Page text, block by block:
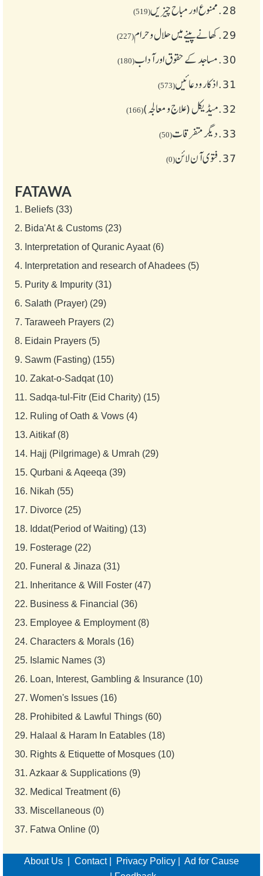
28. ممنوع اور مباح چیز یں(519)
29. کھانے پینے میں حلال و حرام(227)
30. مساجد کے حقوق اور آداب(180)
31. اذکار ودعائیں(573)
32. میڈیکل (علاج و معالجہ)(166)
33. دیگر متفرقات(50)
37. فتوی آن لائن(0)
FATAWA
1. Beliefs (33)
2. Bida'At & Customs (23)
3. Interpretation of Quranic Ayaat (6)
4. Interpretation and research of Ahadees (5)
5. Purity & Impurity (31)
6. Salath (Prayer) (29)
7. Taraweeh Prayers (2)
8. Eidain Prayers (5)
9. Sawm (Fasting) (155)
10. Zakat-o-Sadqat (10)
11. Sadqa-tul-Fitr (Eid Charity) (15)
12. Ruling of Oath & Vows (4)
13. Aitikaf (8)
14. Hajj (Pilgrimage) & Umrah (29)
15. Qurbani & Aqeeqa (39)
16. Nikah (55)
17. Divorce (25)
18. Iddat(Period of Waiting) (13)
19. Fosterage (22)
20. Funeral & Jinaza (31)
21. Inheritance & Will Foster (47)
22. Business & Financial (36)
23. Employee & Employment (8)
24. Characters & Morals (16)
25. Islamic Names (3)
26. Loan, Interest, Gambling & Insurance (10)
27. Women's Issues (16)
28. Prohibited & Lawful Things (60)
29. Halaal & Haram In Eatables (18)
30. Rights & Etiquette of Mosques (10)
31. Azkaar & Supplications (9)
32. Medical Treatment (6)
33. Miscellaneous (0)
37. Fatwa Online (0)
About Us Contact| Privacy Policy
Ad for Cause